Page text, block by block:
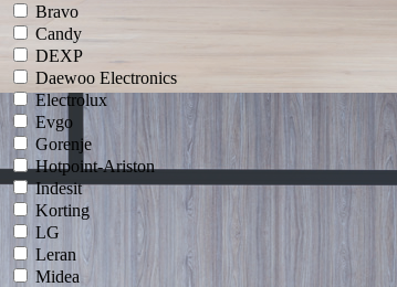
Bravo
Candy
DEXP
Daewoo Electronics
Electrolux
Evgo
Gorenje
Hotpoint-Ariston
Indesit
Korting
LG
Leran
Midea